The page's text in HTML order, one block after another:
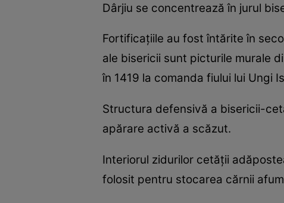
Dârjiu se concentrează în jurul
Fortificațiile au fost întărite în
ale bisericii sunt picturile murale
în 1419 la comanda fiului lui Ungi
Structura defensivă a bisericii-
apărare activă a scăzut.
Interiorul zidurilor cetății
folosit pentru stocarea cărnii